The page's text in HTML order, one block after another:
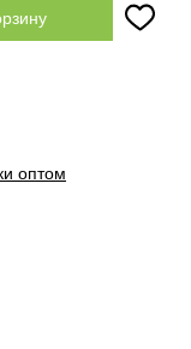
оптом